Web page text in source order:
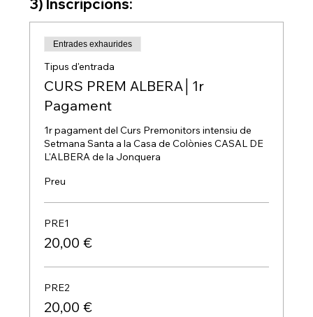
3) Inscripcions:
Entrades exhaurides
Tipus d'entrada
CURS PREM ALBERA│1r
Pagament
1r pagament del Curs Premonitors intensiu de
Setmana Santa a la Casa de Colònies CASAL DE
L'ALBERA de la Jonquera
Preu
PRE1
20,00 €
PRE2
20,00 €